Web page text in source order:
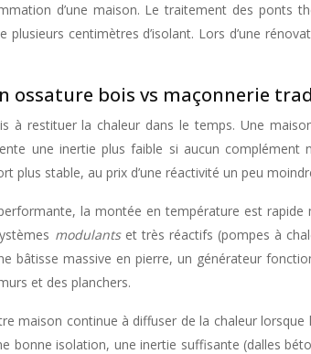
d’une maison. Le traitement des ponts
centimètres d’isolant. Lors d’une
ossature bois vs maçonnerie
restituer la chaleur dans le temps. Une
une inertie plus faible si aucun
stable, au prix d’une réactivité un peu
la montée en température est
modulantset très réactifs (pompes à
bâtisse massive en pierre, un générateur
et des planchers.
maison continue à diffuser de la chaleur
bonne isolation, une inertie suffisante (dalles